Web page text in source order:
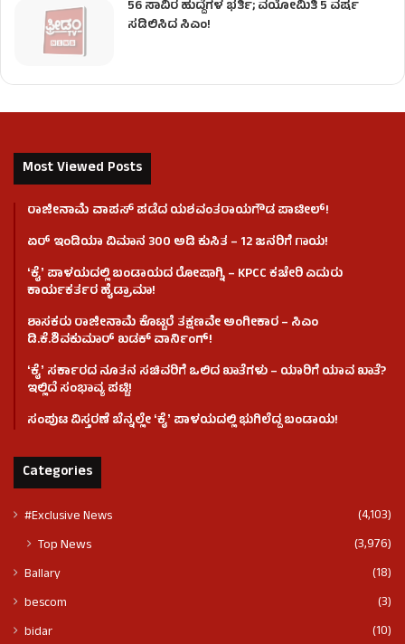
56 ಸಾವಿರ ಹುದ್ದೆಗಳ ಭರ್ತಿ; ವಯೋಮಿತಿ 5 ವರ್ಷ
ಸಡಿಲಿಸಿದ ಸಿಎಂ!
Most Viewed Posts
ರಾಜೀನಾಮೆ ವಾಪಸ್ ಪಡೆದ ಯಶವಂತರಾಯಗೌಡ ಪಾಟೀಲ್‌!
ಏರ್ ಇಂಡಿಯಾ ವಿಮಾನ 300 ಅಡಿ ಕುಸಿತ – 12 ಜನರಿಗೆ ಗಾಯ!
ʻಕೈʼ​ ಪಾಳಯದಲ್ಲಿ ಬಂಡಾಯದ ರೋಷಾಗ್ನಿ – KPCC ಕಚೇರಿ ಎದುರು
ಕಾರ್ಯಕರ್ತರ ಹೈಡ್ರಾಮಾ!
ಶಾಸಕರು ರಾಜೀನಾಮೆ ಕೊಟ್ಟರೆ ತಕ್ಷಣವೇ ಅಂಗೀಕಾರ – ಸಿಎಂ
ಡಿ.ಕೆ.ಶಿವಕುಮಾರ್ ಖಡಕ್ ವಾರ್ನಿಂಗ್!
ʻಕೈʼ ಸರ್ಕಾರದ ನೂತನ ಸಚಿವರಿಗೆ ಒಲಿದ ಖಾತೆಗಳು – ಯಾರಿಗೆ ಯಾವ ಖಾತೆ?
ಇಲ್ಲಿದೆ ಸಂಭಾವ್ಯ ಪಟ್ಟಿ!
ಸಂಪುಟ ವಿಸ್ತರಣೆ ಬೆನ್ನಲ್ಲೇ ʻಕೈʼ ಪಾಳಯದಲ್ಲಿ ಭುಗಿಲೆದ್ದ ಬಂಡಾಯ!
Categories
#Exclusive News (4,103)
Top News (3,976)
Ballary
(18)
bescom
(3)
bidar
(10)